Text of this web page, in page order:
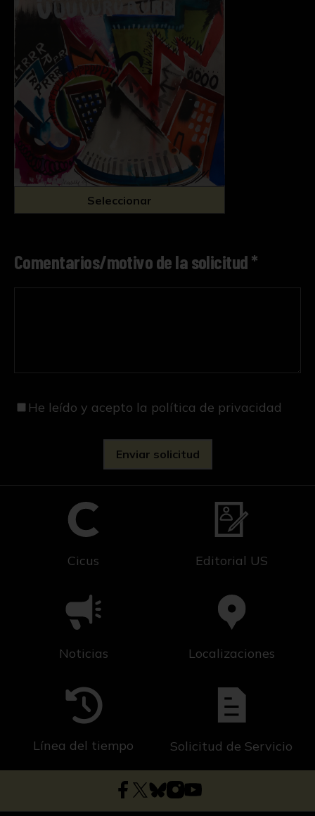
Seleccionar
Comentarios/motivo de la solicitud *
He leído y acepto la política de privacidad
Cicus Editorial US
Noticias Localizaciones
Línea del tiempo Solicitud de Servicio